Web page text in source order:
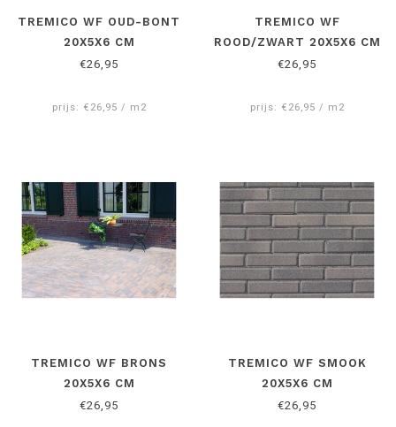
TREMICO WF OUD-BONT
20X5X6 CM
€26,95
prijs: €26,95 / m2
TREMICO WF
ROOD/ZWART 20X5X6 CM
€26,95
prijs: €26,95 / m2
TREMICO WF BRONS
20X5X6 CM
€26,95
TREMICO WF SMOOK
20X5X6 CM
€26,95